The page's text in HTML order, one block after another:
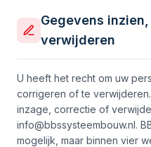
Gegevens
verwijderen
U heeft het recht om uw
corrigeren of te
inzage, correctie of
info@bbssysteembouw.nl.
mogelijk, maar binnen vier